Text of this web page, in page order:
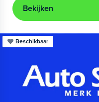
Bekijken
Beschikbaar